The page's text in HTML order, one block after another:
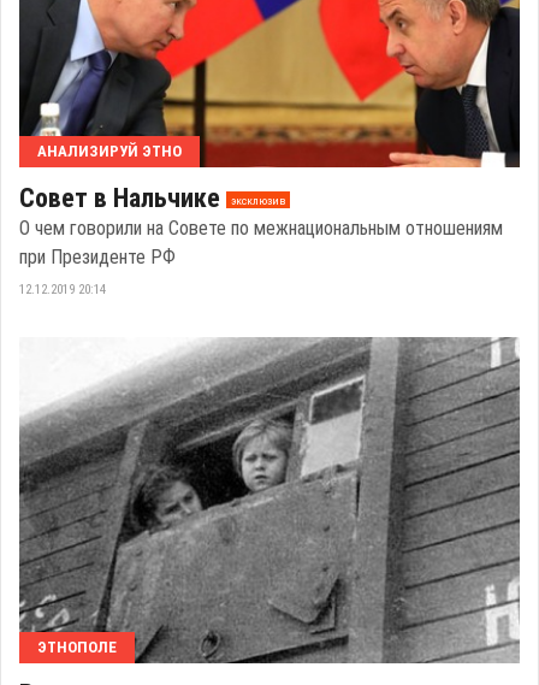
АНАЛИЗИРУЙ ЭТНО
Совет в Нальчике эксклюзив
О чем говорили на Совете по межнациональным отношениям
при Президенте РФ
12.12.2019 20:14
ЭТНОПОЛЕ